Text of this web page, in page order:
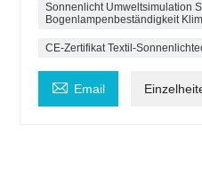
Sonnenlicht Umweltsimulation
Bogenlampenbeständigkeit
CE-Zertifikat Textil-
 Email